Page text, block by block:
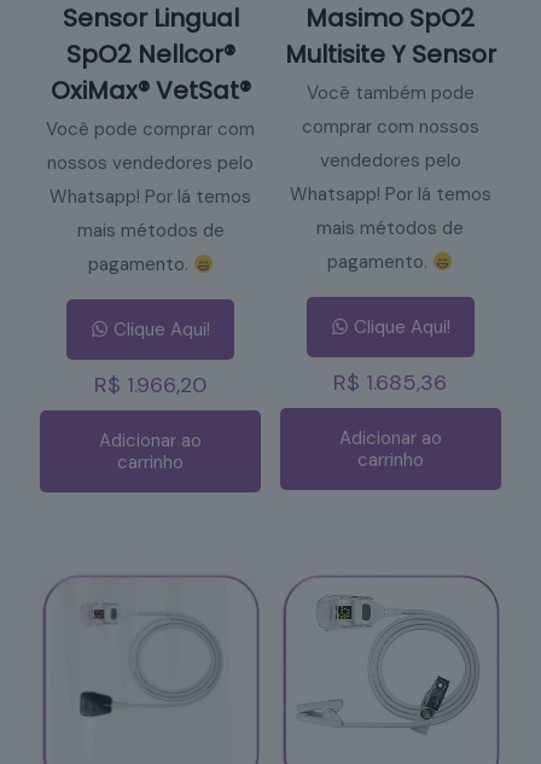
Sensor Lingual
SpO2 Nellcor®
OxiMax® VetSat®
Você pode comprar com
nossos vendedores pelo
Whatsapp! Por lá temos
mais métodos de
pagamento.
Clique Aqui!
R$ 1.966,20
Adicionar ao
carrinho
Masimo SpO2
Multisite Y Sensor
Você também pode
comprar com nossos
vendedores pelo
Whatsapp! Por lá temos
mais métodos de
pagamento.
Clique Aqui!
R$ 1.685,36
Adicionar ao
carrinho